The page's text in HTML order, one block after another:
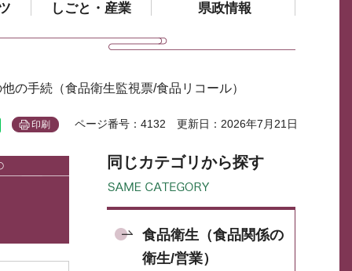
しごと・産業 県政情報
の手続（食品衛生監視票/食品リコール）
印刷 ページ番号：4132 更新日：2026年7月21日
同じカテゴリから探す
食品衛生（食品関係の
衛生/営業）